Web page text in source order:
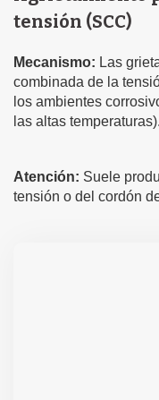
tensión (SCC)
Mecanismo: Las
combinada de la
los ambientes
las altas temperaturas).
Atención: Suele
tensión o del cordón